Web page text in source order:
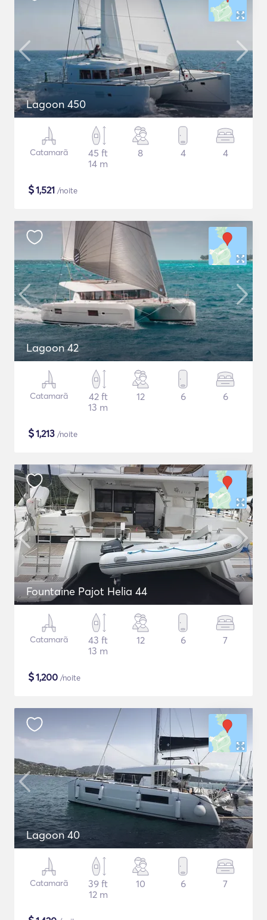
Lagoon 450
Catamarã
45 ft
14 m
8 4 4
$1,521 /noite
Lagoon 42
Catamarã
42 ft
13 m
12 6 6
$1,213 /noite
Fountaine Pajot Helia 44
Catamarã
43 ft
13 m
12 6 7
$1,200 /noite
Lagoon 40
Catamarã
39 ft
12 m
10 6 7